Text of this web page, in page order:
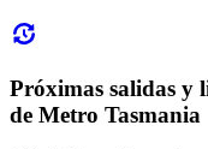
Próximas salidas y
de Metro Tasmania